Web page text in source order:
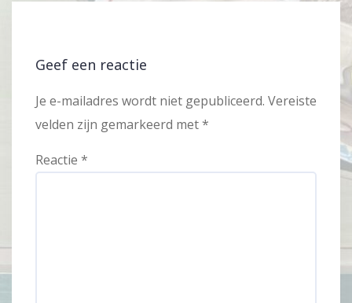
Geef een reactie
Je e-mailadres wordt niet gepubliceerd. Vereiste
velden zijn gemarkeerd met*
Reactie *